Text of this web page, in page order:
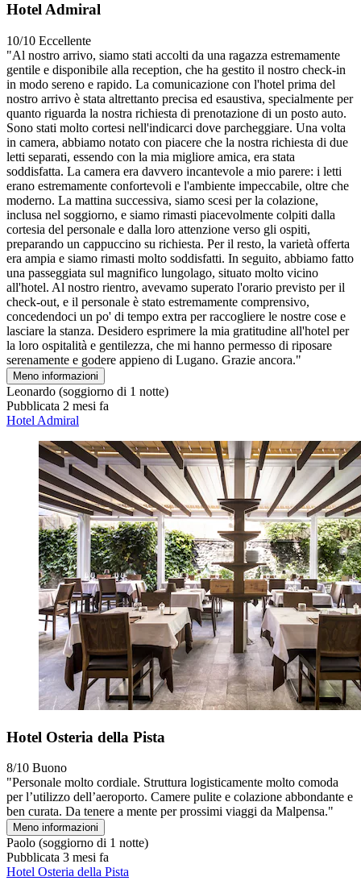
Hotel Admiral
10/10 Eccellente
"Al nostro arrivo, siamo stati accolti da una ragazza estremamente
gentile e disponibile alla reception, che ha gestito il nostro check-in
in modo sereno e rapido. La comunicazione con l'hotel prima del
nostro arrivo è stata altrettanto precisa ed esaustiva, specialmente per
quanto riguarda la nostra richiesta di prenotazione di un posto auto.
Sono stati molto cortesi nell'indicarci dove parcheggiare. Una volta
in camera, abbiamo notato con piacere che la nostra richiesta di due
letti separati, essendo con la mia migliore amica, era stata
soddisfatta. La camera era davvero incantevole a mio parere: i letti
erano estremamente confortevoli e l'ambiente impeccabile, oltre che
moderno. La mattina successiva, siamo scesi per la colazione,
inclusa nel soggiorno, e siamo rimasti piacevolmente colpiti dalla
cortesia del personale e dalla loro attenzione verso gli ospiti,
preparando un cappuccino su richiesta. Per il resto, la varietà offerta
era ampia e siamo rimasti molto soddisfatti. In seguito, abbiamo fatto
una passeggiata sul magnifico lungolago, situato molto vicino
all'hotel. Al nostro rientro, avevamo superato l'orario previsto per il
check-out, e il personale è stato estremamente comprensivo,
concedendoci un po' di tempo extra per raccogliere le nostre cose e
lasciare la stanza. Desidero esprimere la mia gratitudine all'hotel per
la loro ospitalità e gentilezza, che mi hanno permesso di riposare
serenamente e godere appieno di Lugano. Grazie ancora."
Meno informazioni
Leonardo (soggiorno di 1 notte)
Pubblicata 2 mesi fa
Hotel Admiral
Hotel Osteria della Pista
8/10 Buono
"Personale molto cordiale. Struttura logisticamente molto comoda
per l’utilizzo dell’aeroporto. Camere pulite e colazione abbondante e
ben curata. Da tenere a mente per prossimi viaggi da Malpensa."
Meno informazioni
Paolo (soggiorno di 1 notte)
Pubblicata 3 mesi fa
Hotel Osteria della Pista